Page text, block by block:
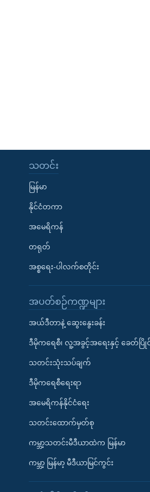
သတင်း
မြန်မာ
နိုင်ငံတကာ
အမေရိကန်
တရုတ်
အစ္စရေး-ပါလက်စတိုင်း
အပတ်စဉ်ကဏ္ဍများ
အယ်ဒီတာနဲ့ ဆွေးနွေးခန်း
ဒီမိုကရေစီ၊ လူ့အခွင့်အရေးနှင့် ခေတ်ပြိုင်
သတင်းသုံးသပ်ချက်
ဒီမိုကရေစီရေးရာ
အမေရိကန်နိုင်ငံရေး
သတင်းထောက်မှတ်စု
ကမ္ဘာ့သတင်းမီဒီယာထဲက မြန်မာ
ကမ္ဘာ့ မြန်မာ့ မီဒီယာမြင်ကွင်း